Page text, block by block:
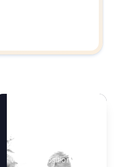
Notre équipe se tient à
votre disposition pour